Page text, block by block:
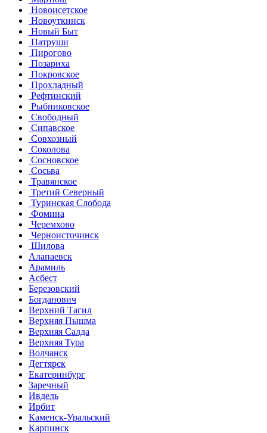
Новоисетское
Новоуткинск
Новый Быт
Патруши
Пирогово
Позариха
Покровское
Прохладный
Рефтинский
Рыбниковское
Свободный
Сипавское
Совхозный
Соколова
Сосновское
Сосьва
Травянское
Третий Северный
Туринская Слобода
Фомина
Черемхово
Черноисточинск
Шилова
Алапаевск
Арамиль
Асбест
Березовский
Богданович
Верхний Тагил
Верхняя Пышма
Верхняя Салда
Верхняя Тура
Волчанск
Дегтярск
Екатеринбург
Заречный
Ивдель
Ирбит
Каменск-Уральский
Карпинск